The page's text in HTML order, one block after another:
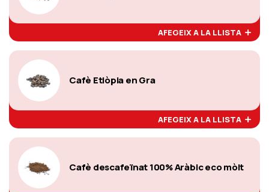
AFEGEIX A LA LLISTA
Cafè Etiòpia en Gra
AFEGEIX A LA LLISTA
Cafè descafeïnat 100% Aràbic eco mòlt